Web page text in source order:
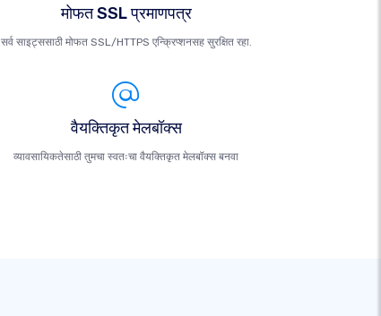
मोफत SSL प्रमाणपत्र
सर्व साइट्ससाठी मोफत SSL/HTTPS एन्क्रिप्शनसह सुरक्षित रहा.
वैयक्तिकृत मेलबॉक्स
व्यावसायिकतेसाठी तुमचा स्वतःचा वैयक्तिकृत मेलबॉक्स बनवा